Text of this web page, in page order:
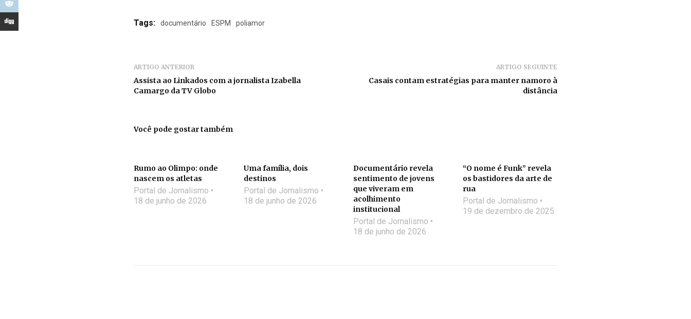
Tags: documentário ESPM poliamor
ARTIGO ANTERIOR
Assista ao Linkados com a jornalista Izabella
Camargo da TV Globo
ARTIGO SEGUINTE
Casais contam estratégias para manter namoro à
distância
Você pode gostar também
Rumo ao Olimpo: onde
nascem os atletas
Portal de Jornalismo
18 de junho de 2026
Uma família, dois
destinos
Portal de Jornalismo
18 de junho de 2026
Documentário revela
sentimento de jovens
que viveram em
acolhimento
institucional
Portal de Jornalismo
18 de junho de 2026
“O nome é Funk” revela
os bastidores da arte de
rua
Portal de Jornalismo
19 de dezembro de 2025